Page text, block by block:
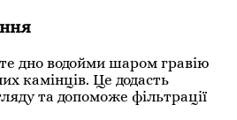
дно водойми шаром гравію
камінців. Це додасть
та допоможе фільтрації